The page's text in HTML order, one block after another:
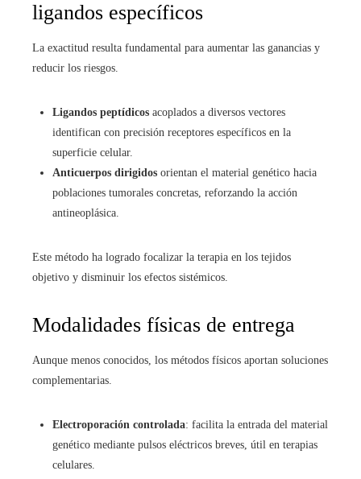
ligandos específicos
La exactitud resulta fundamental para aumentar las ganancias y
reducir los riesgos.
Ligandos peptídicos acoplados a diversos vectores
identifican con precisión receptores específicos en la
superficie celular.
Anticuerpos dirigidos orientan el material genético hacia
poblaciones tumorales concretas, reforzando la acción
antineoplásica.
Este método ha logrado focalizar la terapia en los tejidos
objetivo y disminuir los efectos sistémicos.
Modalidades físicas de entrega
Aunque menos conocidos, los métodos físicos aportan soluciones
complementarias.
Electroporación controlada: facilita la entrada del material
genético mediante pulsos eléctricos breves, útil en terapias
celulares.